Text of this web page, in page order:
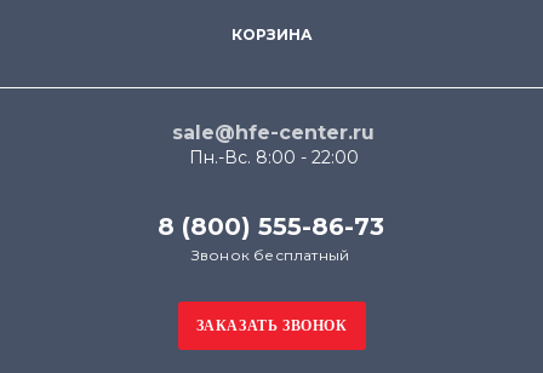
КОРЗИНА
sale@hfe-center.ru
Пн.-Вс. 8:00 - 22:00
8 (800) 555-86-73
Звонок бесплатный